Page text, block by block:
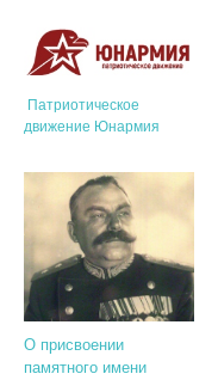
Патриотическое
движение Юнармия
О присвоении
памятного имени